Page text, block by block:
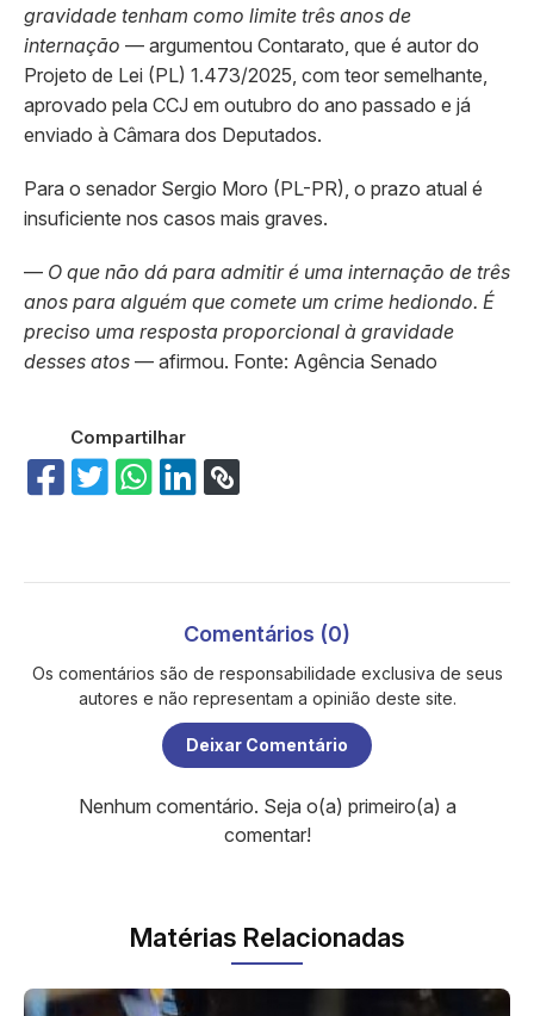
gravidade tenham como limite três anos de
internação — argumentou Contarato, que é autor do
Projeto de Lei (PL) 1.473/2025, com teor semelhante,
aprovado pela CCJ em outubro do ano passado e já
enviado à Câmara dos Deputados.
Para o senador Sergio Moro (PL-PR), o prazo atual é
insuficiente nos casos mais graves.
— O que não dá para admitir é uma internação de três
anos para alguém que comete um crime hediondo. É
preciso uma resposta proporcional à gravidade
desses atos — afirmou. Fonte: Agência Senado
Compartilhar
Comentários (0)
Os comentários são de responsabilidade exclusiva de seus
autores e não representam a opinião deste site.
Deixar Comentário
Nenhum comentário. Seja o(a) primeiro(a) a
comentar!
Matérias Relacionadas